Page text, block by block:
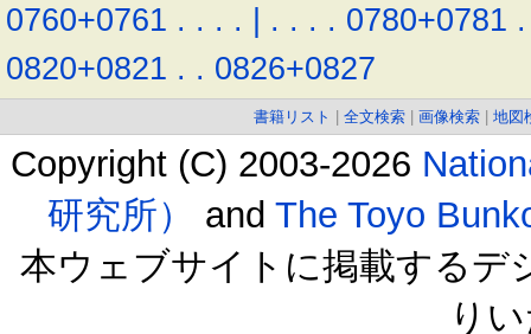
0760+0761 . . . . | . . . . 0780+0781 .
0820+0821 . . 0826+0827
書籍リスト 全文検索 画像検索 地図
Copyright (C) 2003-2026
研究所）
and The Toyo
本ウェブサイトに掲載するデ
り